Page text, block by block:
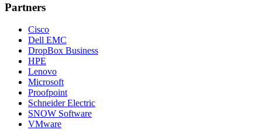
Partners
Cisco
Dell EMC
DropBox Business
HPE
Lenovo
Microsoft
Proofpoint
Schneider Electric
SNOW Software
VMware